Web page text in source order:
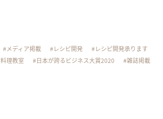
メディア掲載 レシピ開発
レシピ開発承ります
料理教室 日本が誇るビジネス大賞2020 雑誌掲載